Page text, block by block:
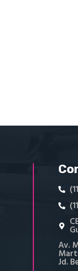
Av.
Jd.